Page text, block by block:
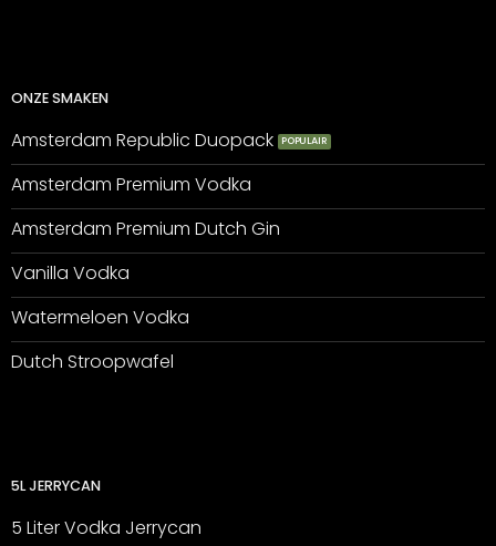
ONZE SMAKEN
Amsterdam Republic Duopack
Amsterdam Premium Vodka
Amsterdam Premium Dutch Gin
Vanilla Vodka
Watermeloen Vodka
Dutch Stroopwafel
5L JERRYCAN
5 Liter Vodka Jerrycan